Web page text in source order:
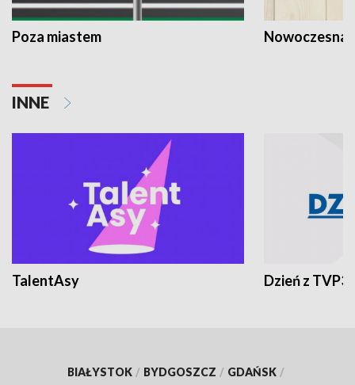
Poza miastem Nowoczesna
INNE
TalentAsy Dzień z TVP3
BIAŁYSTOK / BYDGOSZCZ / GDAŃSK /